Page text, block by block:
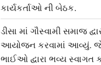
કાર્યકર્તાઓ ની બેઠક.
ડીસા માં ગૌસ્વામી સમાજ
આયોજન કરવામાં આવ્યું.
ભાઈઓ દ્વારા ભવ્ય સ્વાગત